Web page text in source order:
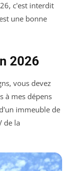
c'est interdit
une bonne
2026
vous devez
à mes dépens
immeuble de
de la